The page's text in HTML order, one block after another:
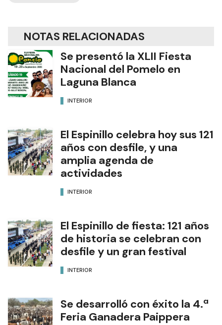
NOTAS RELACIONADAS
Se presentó la XLII Fiesta
Nacional del Pomelo en
Laguna Blanca
INTERIOR
El Espinillo celebra hoy sus 121
años con desfile, y una
amplia agenda de
actividades
INTERIOR
El Espinillo de fiesta: 121 años
de historia se celebran con
desfile y un gran festival
INTERIOR
Se desarrolló con éxito la 4.ª
Feria Ganadera Paippera